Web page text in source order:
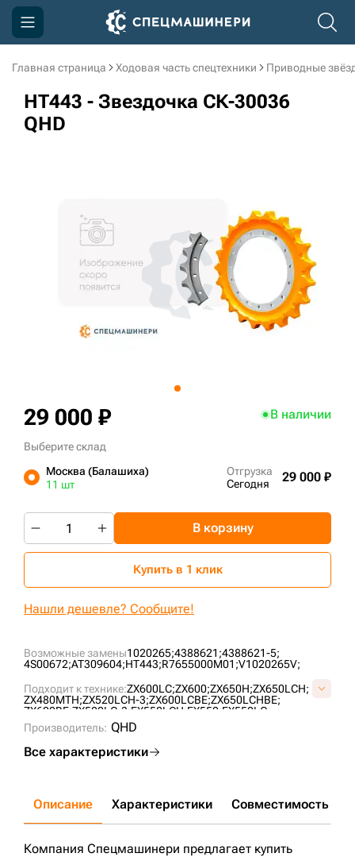
Главная страница Ходовая часть спецтехники Приводные
HT443 - Звездочка СК-30036
QHD
Возможные замены1020265;4388621;4388621-5;
4S00672;AT309604;HT443;R7655000M01;V1020265V;
Подходит к технике:ZX600LC;ZX600;ZX650H;ZX650LCH;
ZX480MTH;ZX520LCH-3;ZX600LCBE;ZX650LCHBE;
ZX600BE;ZX500LC-3;EX550LCH;EX550;EX550LC;
MANTSINEN80RHC; EX600H-3;
EX550LC-3;EX600H; EX600LCH;
600C LC;
Производитель: QHD
Все характеристики
29 000 ₽ В наличии
Выберите склад
Москва (Балашиха)
11 шт
Отгрузка
Сегодня
29 000 ₽
В корзину
Купить в 1 клик
Нашли дешевле? Сообщите!
Описание Характеристики Совместимость
Компания Спецмашинери предлагает купить
Компания
Акции
3D тур по производству
3D тур по складам
sksale@skdst.ru